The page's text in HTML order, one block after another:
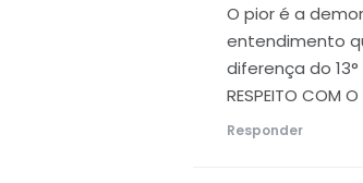
O pior é a
entendimento
diferença do 13°
RESPEITO COM
Responder